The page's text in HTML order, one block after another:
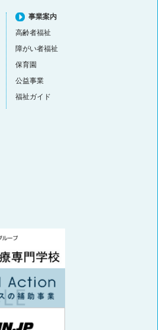
事業案内
高齢者福祉
障がい者福祉
保育園
公益事業
福祉ガイド